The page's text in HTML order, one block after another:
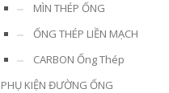
MÌN THÉP ỐNG
ỐNG THÉP LIỀN MẠCH
CARBON Ống Thép
PHỤ KIỆN ĐƯỜNG ỐNG